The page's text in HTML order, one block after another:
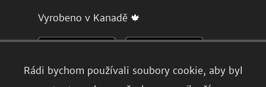
Rádi bychom používali soubory cookie, aby byl
Vyrobeno v Kanadě 🍁